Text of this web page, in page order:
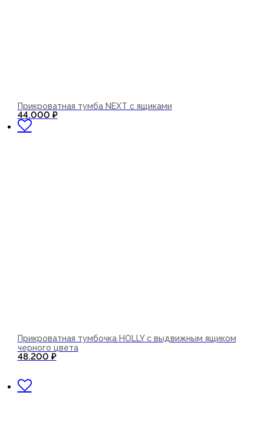
Прикроватная тумба NEXT с ящиками
44.000 ₽
Прикроватная тумбочка HOLLY с выдвижным ящиком
черного цвета
48.200 ₽